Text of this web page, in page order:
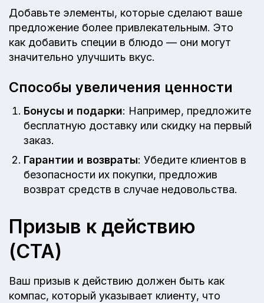
Добавьте элементы, которые сделают ваше
предложение более привлекательным. Это
как добавить специи в блюдо — они могут
значительно улучшить вкус.
Способы увеличения ценности
Бонусы и подарки: Например, предложите
бесплатную доставку или скидку на первый
заказ.
Гарантии и возвраты: Убедите клиентов в
безопасности их покупки, предложив
возврат средств в случае недовольства.
Призыв к действию
(CTA)
Ваш призыв к действию должен быть как
компас, который указывает клиенту, что